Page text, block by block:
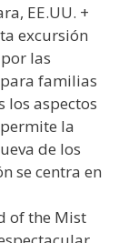
EE.UU. +
excursión
las
familias
los aspectos
la
de los
se centra en
of the Mist